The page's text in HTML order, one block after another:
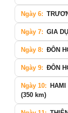
Ngày 6:
Ngày 7: GIA
Ngày 8: ĐÔN
Ngày 9: ĐÔN
Ngày 10:
(350 km)